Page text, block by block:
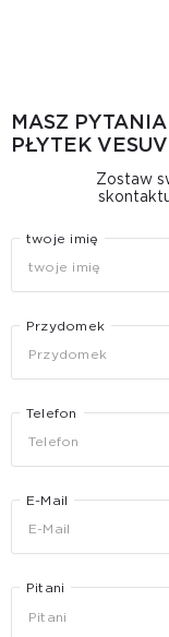
MASZ
PŁYTEK
Zostaw
twoje imię
Przydomek
Telefon
E-Mail
Pitani